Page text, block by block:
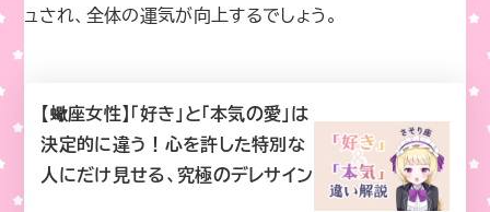
ュされ、全体の運気が向上するでしょう。
【蠍座女性】「好き」と「本気の愛」は
決定的に違う！心を許した特別な
人にだけ見せる、究極のデレサイン